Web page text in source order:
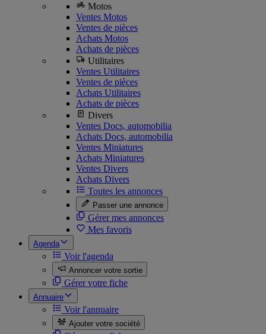
Motos
Ventes Motos
Ventes de pièces
Achats Motos
Achats de pièces
Utilitaires
Ventes Utilitaires
Ventes de pièces
Achats Utilitaires
Achats de pièces
Divers
Ventes Docs, automobilia
Achats Docs, automobilia
Ventes Miniatures
Achats Miniatures
Ventes Divers
Achats Divers
Toutes les annonces
Passer une annonce
Gérer mes annonces
Mes favoris
Agenda
Voir l'agenda
Annoncer votre sortie
Gérer votre fiche
Annuaire
Voir l'annuaire
Ajouter votre société